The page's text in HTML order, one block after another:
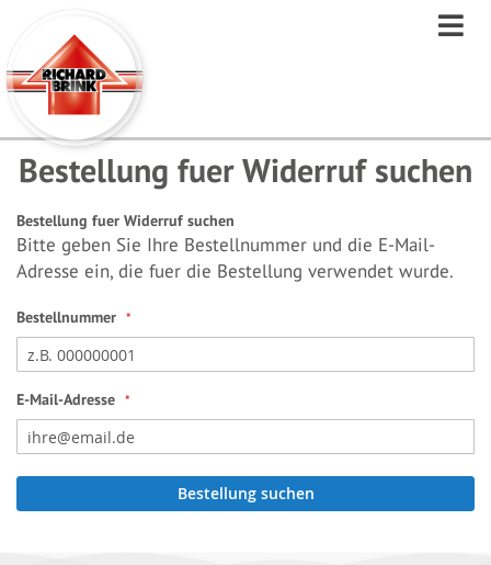
Direkt
Inhalt
Bestellung fuer Widerruf suchen
Bestellung fuer Widerruf suchen
Bitte geben Sie Ihre Bestellnummer und die E-Mail-
Adresse ein, die fuer die Bestellung verwendet wurde.
Bestellnummer
E-Mail-Adresse
Bestellung suchen